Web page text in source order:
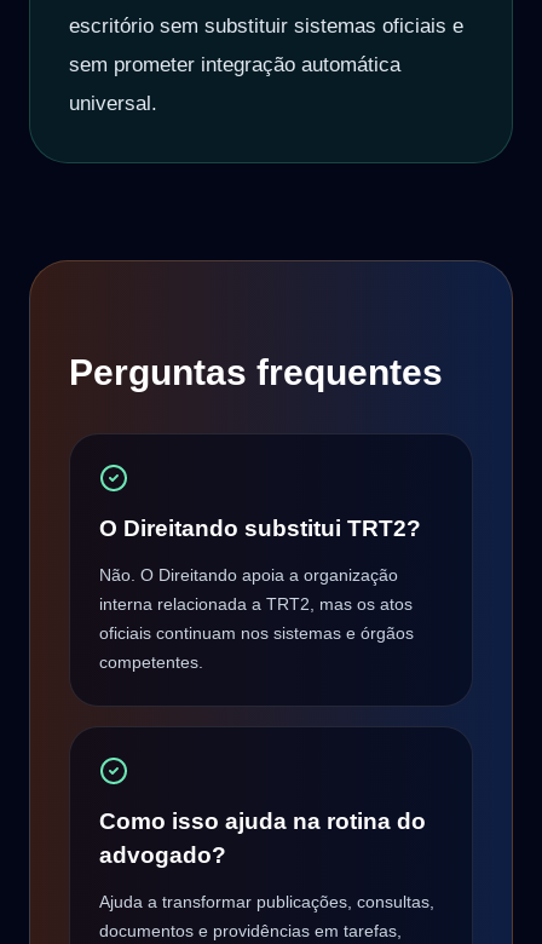
escritório sem substituir sistemas oficiais e
sem prometer integração automática
universal.
Perguntas frequentes
O Direitando substitui TRT2?
Não. O Direitando apoia a organização
interna relacionada a TRT2, mas os atos
oficiais continuam nos sistemas e órgãos
competentes.
Como isso ajuda na rotina do
advogado?
Ajuda a transformar publicações, consultas,
documentos e providências em tarefas,